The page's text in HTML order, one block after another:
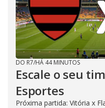
DO R7/HÁ 44 MINUTOS
Escale o seu
Esportes
Próxima partida: Vitória x